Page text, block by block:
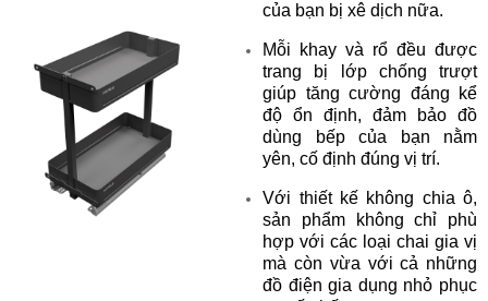
của bạn bị xê dịch nữa.
Mỗi khay và rổ đều được
trang bị lớp chống trượt
giúp tăng cường đáng kể
độ ổn định, đảm bảo đồ
dùng bếp của bạn nằm
yên, cố định đúng vị trí.
​Với thiết kế không chia ô,
sản phẩm không chỉ phù
hợp với các loại chai gia vị
mà còn vừa với cả những
đồ điện gia dụng nhỏ phục